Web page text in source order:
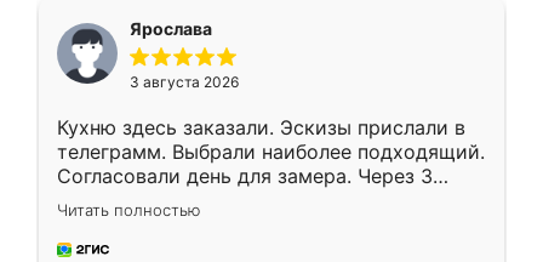
Ярослава
3 августа 2026
Кухню здесь заказали. Эскизы прислали в
телеграмм. Выбрали наиболее подходящий.
Согласовали день для замера. Через 3
недели кухня была уже готова. Остались
довольны работой. Спасибо Ренессанс
мебель за качественную работу!
Читать полностью